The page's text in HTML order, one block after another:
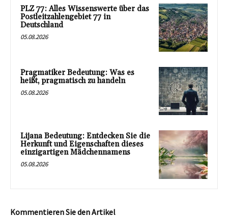
PLZ 77: Alles Wissenswerte über das
Postleitzahlengebiet 77 in
Deutschland
05.08.2026
Pragmatiker Bedeutung: Was es
heißt, pragmatisch zu handeln
05.08.2026
Lijana Bedeutung: Entdecken Sie die
Herkunft und Eigenschaften dieses
einzigartigen Mädchennamens
05.08.2026
Kommentieren Sie den Artikel